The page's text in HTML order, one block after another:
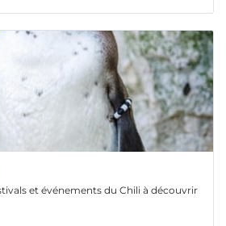
et événements du Chili à découvrir